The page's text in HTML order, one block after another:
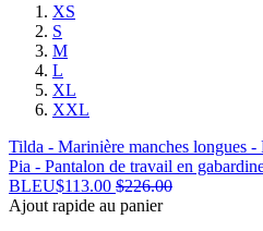
XS
S
M
L
XL
XXL
Tilda - Marinière manches longues
Pia - Pantalon de travail en
BLEU$113.00 $226.00
Ajout rapide au panier